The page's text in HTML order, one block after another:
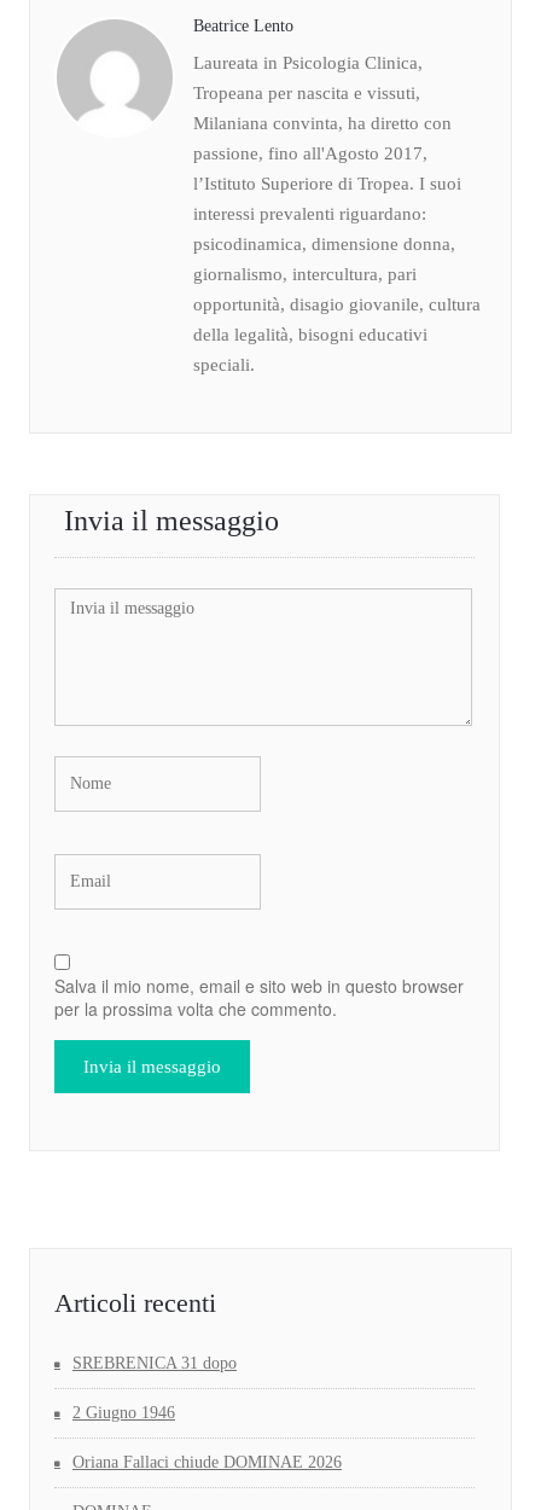
Beatrice Lento
Laureata in Psicologia Clinica,
Tropeana per nascita e vissuti,
Milaniana convinta, ha diretto con
passione, fino all'Agosto 2017,
l’Istituto Superiore di Tropea. I suoi
interessi prevalenti riguardano:
psicodinamica, dimensione donna,
giornalismo, intercultura, pari
opportunità, disagio giovanile, cultura
della legalità, bisogni educativi
speciali.
Invia il messaggio
Salva il mio nome, email e sito web in questo browser
per la prossima volta che commento.
Articoli recenti
SREBRENICA 31 dopo
2 Giugno 1946
Oriana Fallaci chiude DOMINAE 2026